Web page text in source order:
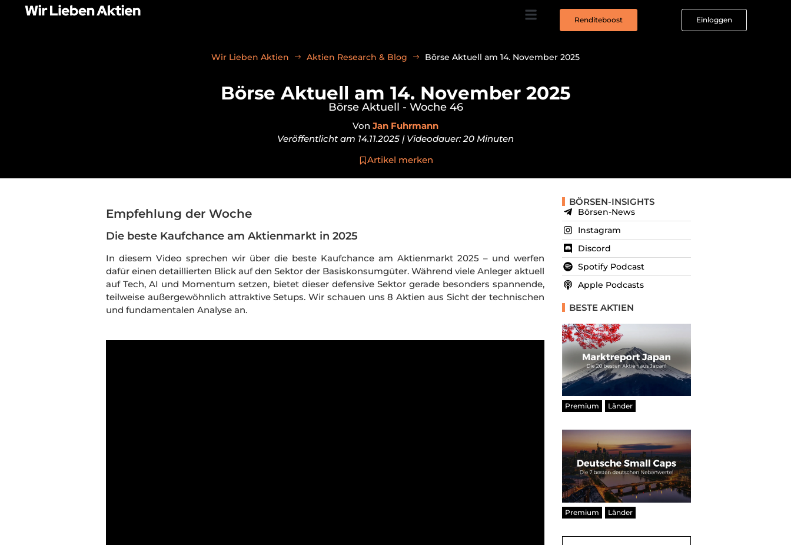
Renditeboost Einloggen
Wir Lieben Aktien Aktien Research & Blog Börse Aktuell am 14. November 2025
Börse Aktuell am 14. November 2025
Börse Aktuell - Woche 46
Von Jan Fuhrmann
Veröffentlicht am 14.11.2025 | Videodauer: 20 Minuten
Artikel merken
Empfehlung der Woche
Die beste Kaufchance am Aktienmarkt in 2025
In diesem Video sprechen wir über die beste Kaufchance am Aktienmarkt 2025 – und werfen
dafür einen detaillierten Blick auf den Sektor der Basiskonsumgüter. Während viele Anleger aktuell
auf Tech, AI und Momentum setzen, bietet dieser defensive Sektor gerade besonders spannende,
teilweise außergewöhnlich attraktive Setups. Wir schauen uns 8 Aktien aus Sicht der technischen
und fundamentalen Analyse an.
BÖRSEN-INSIGHTS
Börsen-News
Instagram
Discord
Spotify Podcast
Apple Podcasts
BESTE AKTIEN
Premium Länder
Premium Länder